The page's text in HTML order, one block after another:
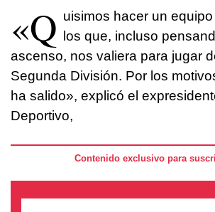
«Q uisimos hacer un
los que, incluso
ascenso, nos valiera para jugar
Segunda División. Por los
ha salido», explicó el
Deportivo,
Contenido exclusivo para